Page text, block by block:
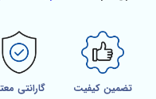
تضمین کیفیت
گارانتی